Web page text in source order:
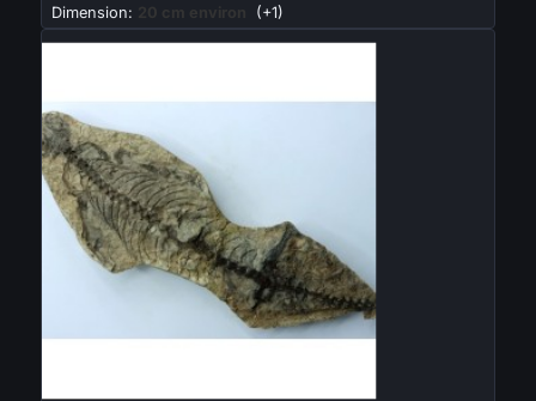
Dimension:
20 cm environ (+1)
Vendu